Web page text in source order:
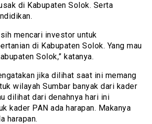
di Kabupaten Solok. Serta
mencari investor untuk
di Kabupaten Solok. Yang mau
Solok,” katanya.
jika dilihat saat ini memang
wilayah Sumbar banyak dari kader
dilihat dari denahnya hari ini
kader PAN ada harapan. Makanya
harapan.